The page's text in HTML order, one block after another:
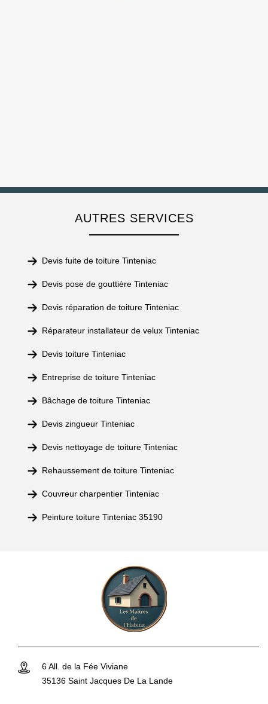
AUTRES SERVICES
Devis fuite de toiture Tinteniac
Devis pose de gouttière Tinteniac
Devis réparation de toiture Tinteniac
Réparateur installateur de velux Tinteniac
Devis toiture Tinteniac
Entreprise de toiture Tinteniac
Bâchage de toiture Tinteniac
Devis zingueur Tinteniac
Devis nettoyage de toiture Tinteniac
Rehaussement de toiture Tinteniac
Couvreur charpentier Tinteniac
Peinture toiture Tinteniac 35190
6 All. de la Fée Viviane
35136 Saint Jacques De La Lande